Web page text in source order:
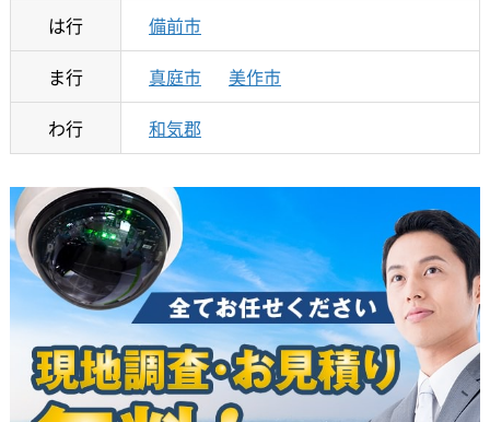
は行
備前市
ま行
真庭市
美作市
わ行
和気郡